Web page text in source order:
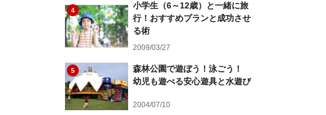
4
小学生（6～12歳）と一緒に旅
行！おすすめプランと成功させ
る術
2009/03/27
5
森林公園で遊ぼう！泳ごう！
幼児も遊べる安心遊具と水遊び
2004/07/10